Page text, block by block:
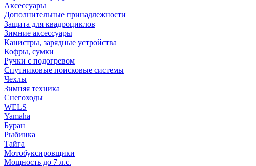
Аксессуары
Дополнительные принадлежности
Защита для квадроциклов
Зимние аксессуары
Канистры, зарядные устройства
Кофры, сумки
Ручки с подогревом
Спутниковые поисковые системы
Чехлы
Зимняя техника
Снегоходы
WELS
Yamaha
Буран
Рыбинка
Тайга
Мотобуксировщики
Мощность до 7 л.с.